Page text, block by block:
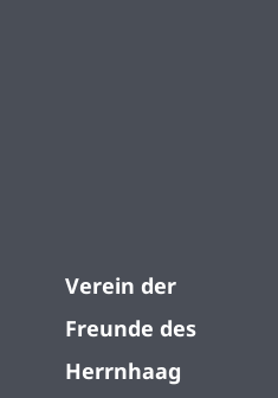
Verein der
Freunde des
Herrnhaag